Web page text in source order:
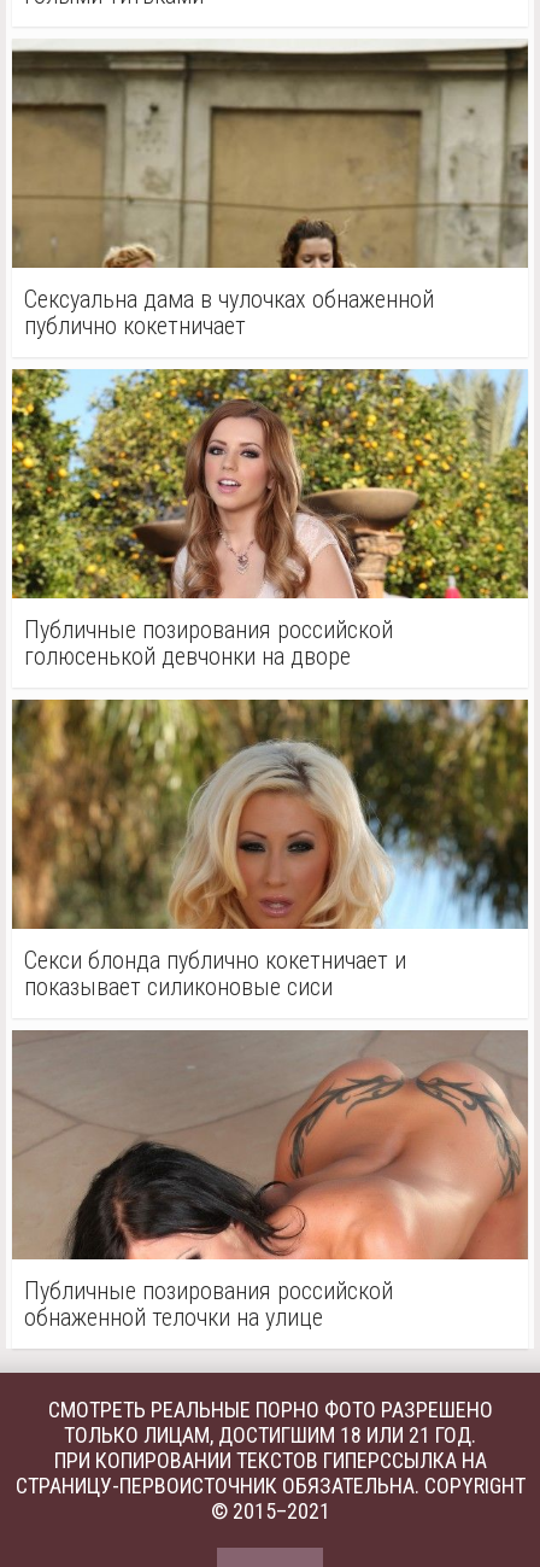
Сексуальна дама в чулочках обнаженной
публично кокетничает
Публичные позирования российской
голюсенькой девчонки на дворе
Секси блонда публично кокетничает и
показывает силиконовые сиси
Публичные позирования российской
обнаженной телочки на улице
СМОТРЕТЬ РЕАЛЬНЫЕ ПОРНО ФОТО РАЗРЕШЕНО
ТОЛЬКО ЛИЦАМ, ДОСТИГШИМ 18 ИЛИ 21 ГОД.
ПРИ КОПИРОВАНИИ ТЕКСТОВ ГИПЕРССЫЛКА НА
СТРАНИЦУ-ПЕРВОИСТОЧНИК ОБЯЗАТЕЛЬНА. COPYRIGHT
© 2015–2021